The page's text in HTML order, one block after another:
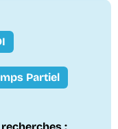
Partiel